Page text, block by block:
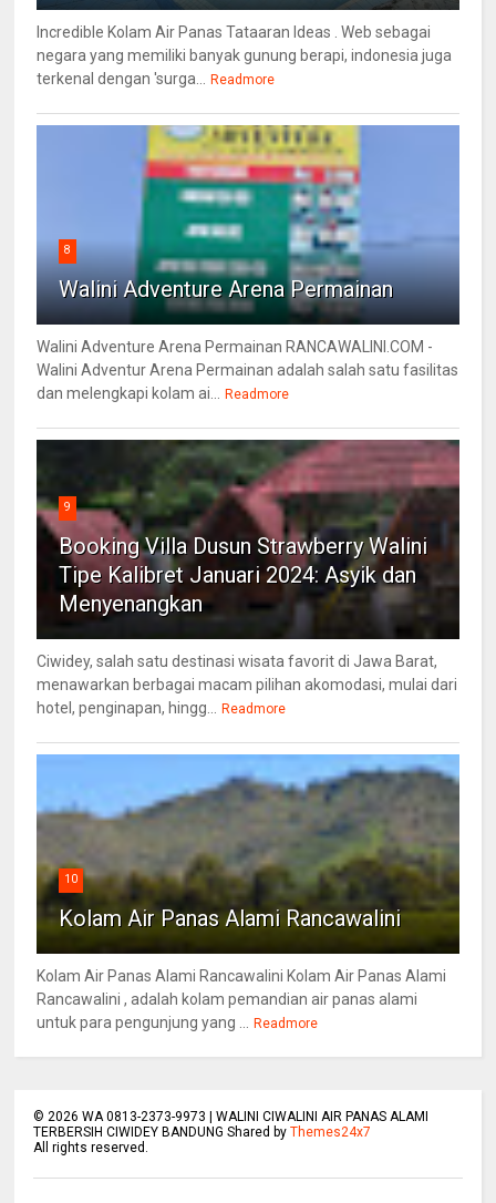
Incredible Kolam Air Panas Tataaran Ideas . Web sebagai
negara yang memiliki banyak gunung berapi, indonesia juga
terkenal dengan 'surga...
Readmore
8
Walini Adventure Arena Permainan
Walini Adventure Arena Permainan RANCAWALINI.COM -
Walini Adventur Arena Permainan adalah salah satu fasilitas
dan melengkapi kolam ai...
Readmore
9
Booking Villa Dusun Strawberry Walini
Tipe Kalibret Januari 2024: Asyik dan
Menyenangkan
Ciwidey, salah satu destinasi wisata favorit di Jawa Barat,
menawarkan berbagai macam pilihan akomodasi, mulai dari
hotel, penginapan, hingg...
Readmore
10
Kolam Air Panas Alami Rancawalini
Kolam Air Panas Alami Rancawalini Kolam Air Panas Alami
Rancawalini , adalah kolam pemandian air panas alami
untuk para pengunjung yang ...
Readmore
© 2026 WA 0813-2373-9973 | WALINI CIWALINI AIR PANAS ALAMI
TERBERSIH CIWIDEY BANDUNG Shared byThemes24x7
All rights reserved.